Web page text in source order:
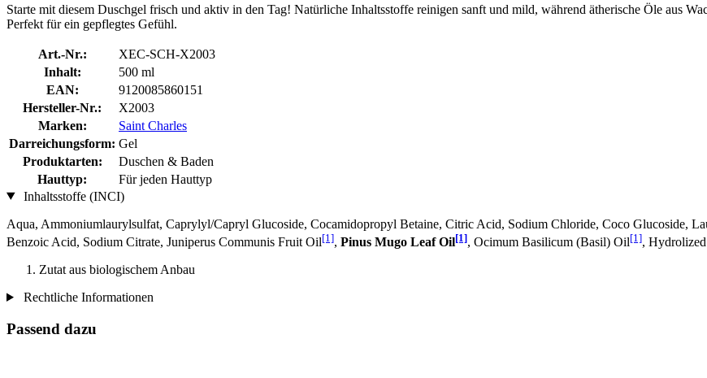
Starte mit diesem Duschgel frisch und aktiv in den Tag! Natürliche Inhaltsstoffe reinigen sanft und mild, während ätherische Öle aus
Perfekt für ein gepflegtes Gefühl.
Art.-Nr.:
XEC-SCH-X2003
Inhalt:
500 ml
EAN:
9120085860151
Hersteller-Nr.:
X2003
Marken:
Saint Charles
Darreichungsform: Gel
Produktarten:
Duschen & Baden
Hauttyp:
Für jeden Hauttyp
Inhaltsstoffe (INCI)
Aqua, Ammoniumlaurylsulfat, Caprylyl/Capryl Glucoside, Cocamidopropyl Betaine, Citric Acid, Sodium Chloride, Coco Glucoside,
Benzoic Acid, Sodium Citrate, Juniperus Communis Fruit Oil[1], Pinus Mugo Leaf Oil[1], Ocimum Basilicum (Basil) Oil[1],
Zutat aus biologischem Anbau
Rechtliche Informationen
Passend dazu